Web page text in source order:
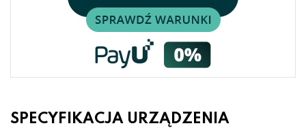
SPECYFIKACJA URZĄDZENIA